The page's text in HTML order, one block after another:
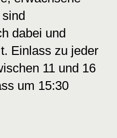
dabei und
Einlass zu jeder
11 und 16
um 15:30